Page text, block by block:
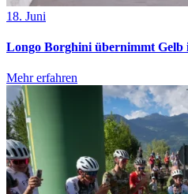
18. Juni
Longo Borghini übernimmt Gelb
Mehr erfahren